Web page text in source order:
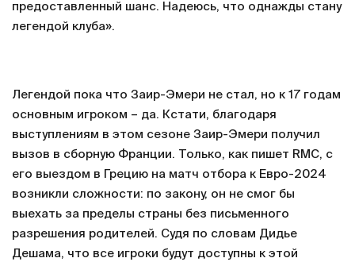
предоставленный шанс. Надеюсь, что однажды стану
легендой клуба».
Легендой пока что Заир-Эмери не стал, но к 17 годам
основным игроком – да. Кстати, благодаря
выступлениям в этом сезоне Заир-Эмери получил
вызов в сборную Франции. Только, как пишет RMC, с
его выездом в Грецию на матч отбора к Евро-2024
возникли сложности: по закону, он не смог бы
выехать за пределы страны без письменного
разрешения родителей. Судя по словам Дидье
Дешама, что все игроки будут доступны к этой